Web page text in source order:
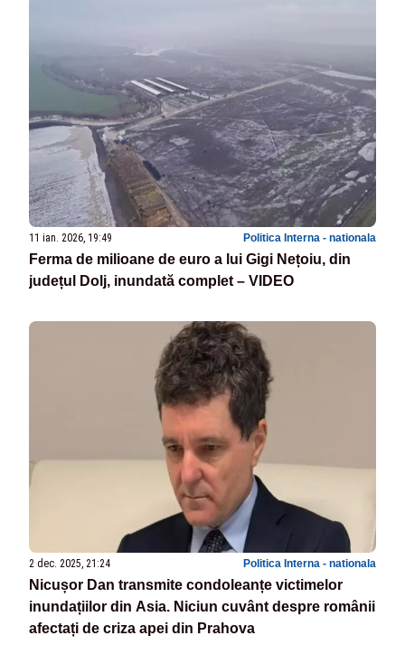
11 ian. 2026, 19:49 Politica Interna - nationala
Ferma de milioane de euro a lui Gigi Nețoiu, din
județul Dolj, inundată complet – VIDEO
2 dec. 2025, 21:24 Politica Interna - nationala
Nicușor Dan transmite condoleanțe victimelor
inundațiilor din Asia. Niciun cuvânt despre românii
afectați de criza apei din Prahova